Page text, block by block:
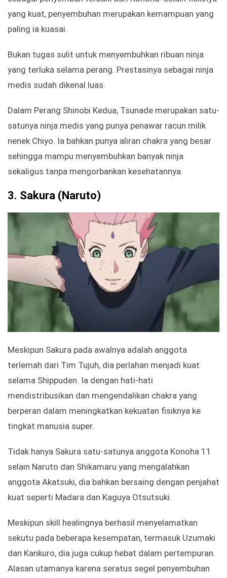
yang kuat, penyembuhan merupakan kemampuan yang
paling ia kuasai.
Bukan tugas sulit untuk menyembuhkan ribuan ninja
yang terluka selama perang. Prestasinya sebagai ninja
medis sudah dikenal luas.
Dalam Perang Shinobi Kedua, Tsunade merupakan satu-
satunya ninja medis yang punya penawar racun milik
nenek Chiyo. Ia bahkan punya aliran chakra yang besar
sehingga mampu menyembuhkan banyak ninja
sekaligus tanpa mengorbankan kesehatannya.
3. Sakura (Naruto)
Meskipun Sakura pada awalnya adalah anggota
terlemah dari Tim Tujuh, dia perlahan menjadi kuat
selama Shippuden. Ia dengan hati-hati
mendistribusikan dan mengendalikan chakra yang
berperan dalam meningkatkan kekuatan fisiknya ke
tingkat manusia super.
Tidak hanya Sakura satu-satunya anggota Konoha 11
selain Naruto dan Shikamaru yang mengalahkan
anggota Akatsuki, dia bahkan bersaing dengan penjahat
kuat seperti Madara dan Kaguya Otsutsuki.
Meskipun skill healingnya berhasil menyelamatkan
sekutu pada beberapa kesempatan, termasuk Uzumaki
dan Kankuro, dia juga cukup hebat dalam pertempuran.
Alasan utamanya karena seratus segel penyembuhan